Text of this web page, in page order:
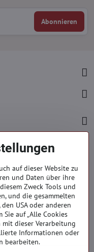
Abonnieren
auf dieser Website zu
und Daten über ihre
Zweck Tools und
und die gesammelten
USA oder anderen
auf „Alle Cookies
mit dieser Verarbeitung
Informationen oder
bearbeiten.